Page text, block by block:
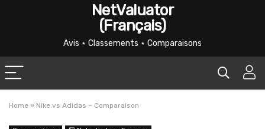
NetValuator
(Français)
Avis ⋆ Classements ⋆ Comparaisons
Home » Nike vs Adidas – Comparaison